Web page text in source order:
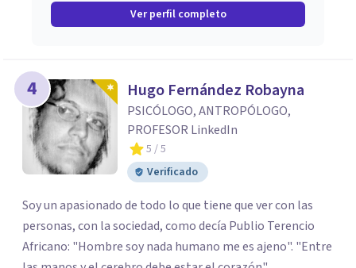
Ver perfil completo
4 Hugo Fernández Robayna
PSICÓLOGO, ANTROPÓLOGO,
PROFESOR LinkedIn
5 / 5
Verificado
Soy un apasionado de todo lo que tiene que ver con las
personas, con la sociedad, como decía Publio Terencio
Africano: "Hombre soy nada humano me es ajeno". "Entre